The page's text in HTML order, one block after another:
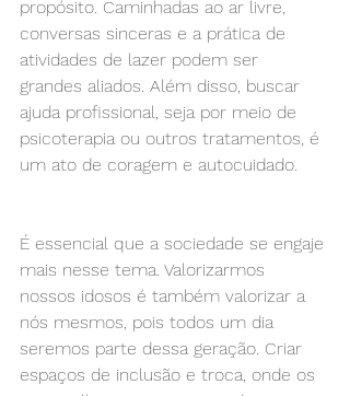
propósito. Caminhadas ao ar livre,
conversas sinceras e a prática de
atividades de lazer podem ser
grandes aliados. Além disso, buscar
ajuda profissional, seja por meio de
psicoterapia ou outros tratamentos, é
um ato de coragem e autocuidado.
É essencial que a sociedade se engaje
mais nesse tema. Valorizarmos
nossos idosos é também valorizar a
nós mesmos, pois todos um dia
seremos parte dessa geração. Criar
espaços de inclusão e troca, onde os